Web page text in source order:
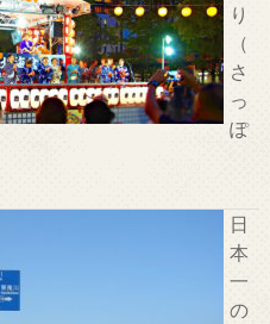
り
（
さ
っ
ぽ
日
本
一
の